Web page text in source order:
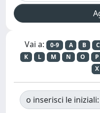
Vai a: 0-9 A B C
K
L M N O P
X
o inserisci le iniziali: